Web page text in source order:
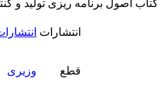
کتاب اصول برنامه ریزی تولید و
انتشارات
قطع وزیری